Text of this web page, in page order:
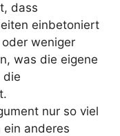
dass
einbetoniert
weniger
was die eigene
die
nur so viel
anderes